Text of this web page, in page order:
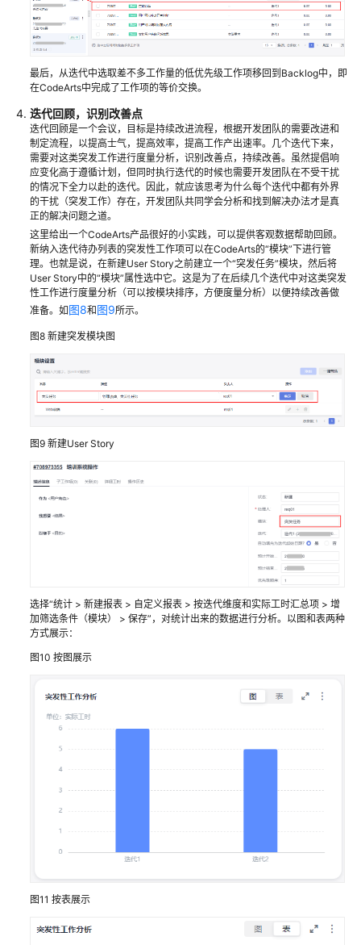
研
发
项
的
性
树
使
用
看
板
项
目
对
商
城
管
项
目
进
行
需
规
划
统
设
备
类
智
能
更
评
最后，从迭代中选取差不多工作量的低优先级工作项移回到Backlog中，即
在CodeArts中完成了工作项的等价交换。
迭代回顾，识别改善点
迭代回顾是一个会议，目标是持续改进流程，根据开发团队的需要改进和
制定流程，以提高士气，提高效率，提高工作产出速率。几个迭代下来，
需要对这类突发工作进行度量分析，识别改善点，持续改善。虽然提倡响
应变化高于遵循计划，但同时执行迭代的时候也需要开发团队在不受干扰
的情况下全力以赴的迭代。因此，就应该思考为什么每个迭代中都有外界
的干扰（突发工作）存在，开发团队共同学会分析和找到解决办法才是真
正的解决问题之道。
这里给出一个CodeArts产品很好的小实践，可以提供客观数据帮助回顾。
新纳入迭代待办列表的突发性工作项可以在CodeArts的“模块”下进行管
理。也就是说，在新建User Story之前建立一个“突发任务”模块，然后将
User Story中的“模块”属性选中它。这是为了在后续几个迭代中对这类突发
性工作进行度量分析（可以按模块排序，方便度量分析）以便持续改善做
准备。如图8和图9所示。
图8 新建突发模块图
图9 新建User Story
选择“统计 > 新建报表 > 自定义报表 > 按迭代维度和实际工时汇总项 > 增
加筛选条件（模块） > 保存”，对统计出来的数据进行分析。以图和表两种
方式展示：
图10 按图展示
图11 按表展示